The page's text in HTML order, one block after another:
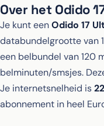
Over het Odido
Je kunt eenOdido 17
databundelgrootte van
een belbundel van 120
belminuten/smsjes.
Je internetsnelheid is
abonnement in heel